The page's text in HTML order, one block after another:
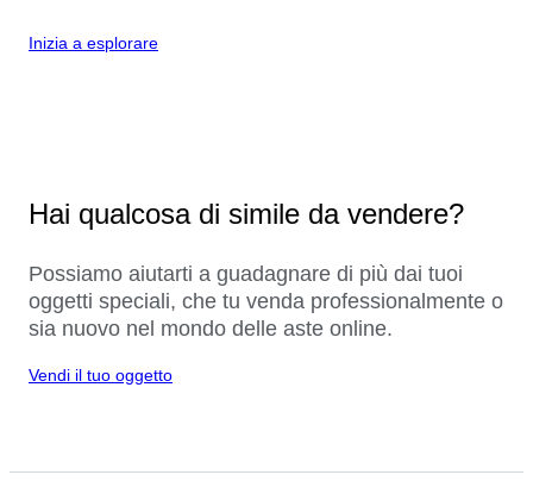
Inizia a esplorare
Hai qualcosa di simile da vendere?
Possiamo aiutarti a guadagnare di più dai tuoi
oggetti speciali, che tu venda professionalmente o
sia nuovo nel mondo delle aste online.
Vendi il tuo oggetto